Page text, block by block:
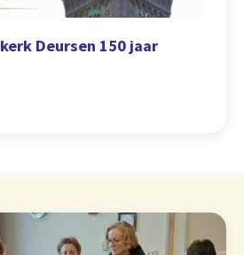
Deursen 150 jaar